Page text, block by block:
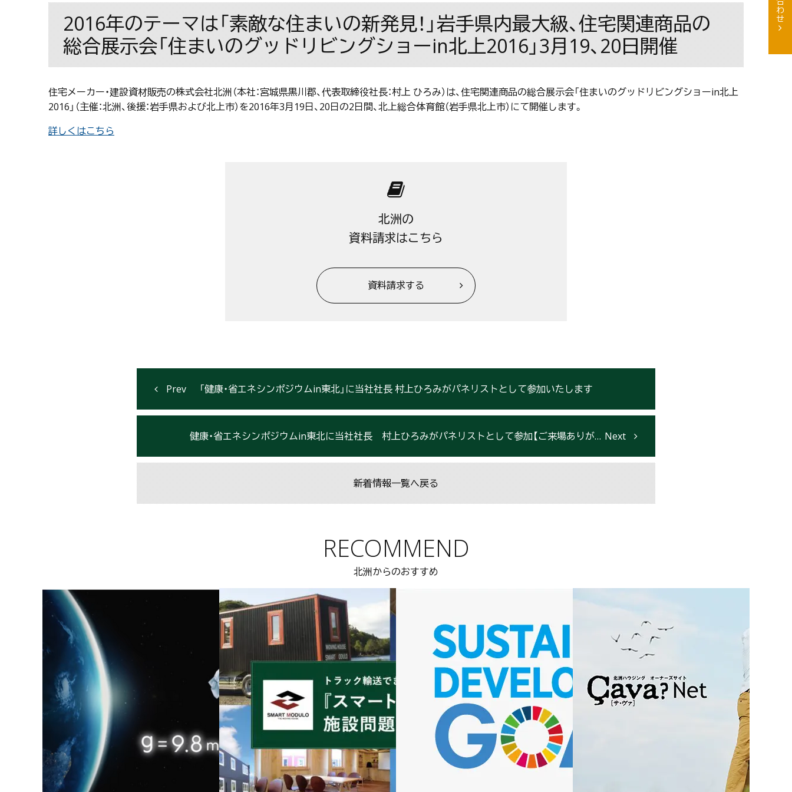
2016年のテーマは「素敵な住まいの新発見！」岩手県内最大級、住宅関連商品の
総合展示会「住まいのグッドリビングショーin北上2016」3月19、20日開催
住宅メーカー・建設資材販売の株式会社北洲（本社：宮城県黒川郡、代表取締役社長：村上 ひろみ）は、住宅関連商品の総合展示会「住まいのグッドリビングショーin北上
2016」（主催：北洲、後援：岩手県および北上市）を2016年3月19日、20日の2日間、北上総合体育館（岩手県北上市）にて開催します。
詳しくはこちら
北洲の
資料請求はこちら
資料請求する
「健康・省エネシンポジウムin東北」に当社社長 村上ひろみがパネリストとして参加いたします
健康・省エネシンポジウムin東北に当社社長 村上ひろみがパネリストとして参加【ご来場ありがとうございました】
新着情報一覧へ戻る
RECOMMEND
北洲からのおすすめ